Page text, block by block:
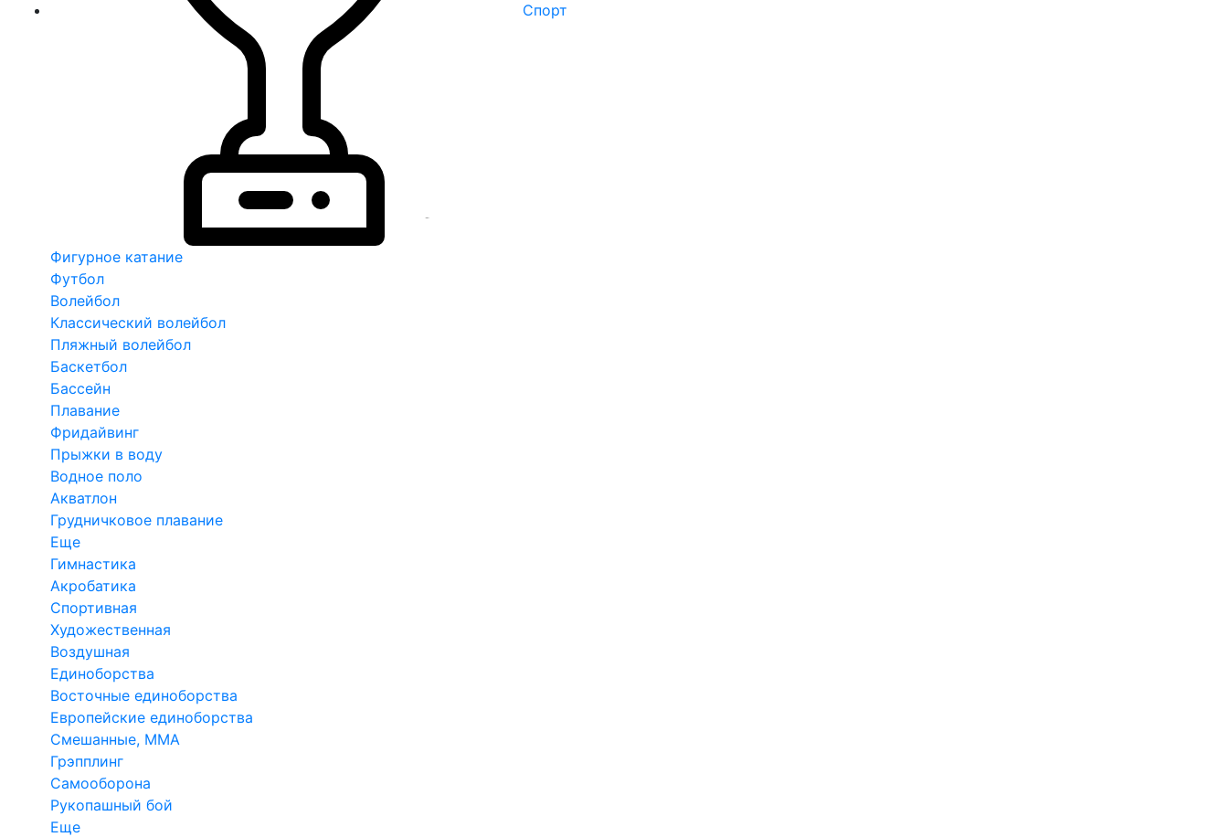
Спорт
Фигурное катание
Футбол
Волейбол
Классический волейбол
Пляжный волейбол
Баскетбол
Бассейн
Плавание
Фридайвинг
Прыжки в воду
Водное поло
Акватлон
Грудничковое плавание
Еще
Гимнастика
Акробатика
Спортивная
Художественная
Воздушная
Единоборства
Восточные единоборства
Европейские единоборства
Смешанные, ММА
Грэпплинг
Самооборона
Рукопашный бой
Еще